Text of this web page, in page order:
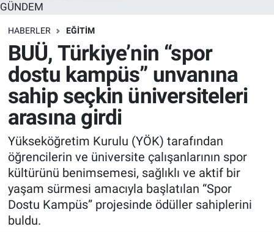
GÜNDEM
HABERLER EĞİTİM
BUÜ, Türkiye’nin “spor
dostu kampüs” unvanına
sahip seçkin üniversiteleri
arasına girdi
Yükseköğretim Kurulu (YÖK) tarafından
öğrencilerin ve üniversite çalışanlarının spor
kültürünü benimsemesi, sağlıklı ve aktif bir
yaşam sürmesi amacıyla başlatılan “Spor
Dostu Kampüs” projesinde ödüller sahiplerini
buldu.